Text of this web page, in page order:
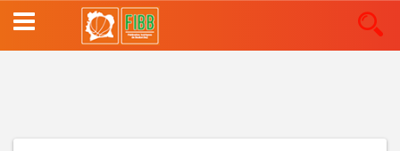
Aller
au
contenu